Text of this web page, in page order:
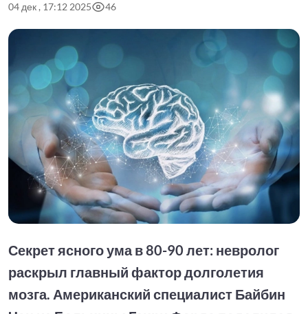
04 дек , 17:12 2025 46
Секрет ясного ума в 80-90 лет: невролог
раскрыл главный фактор долголетия
мозга. Американский специалист Байбин